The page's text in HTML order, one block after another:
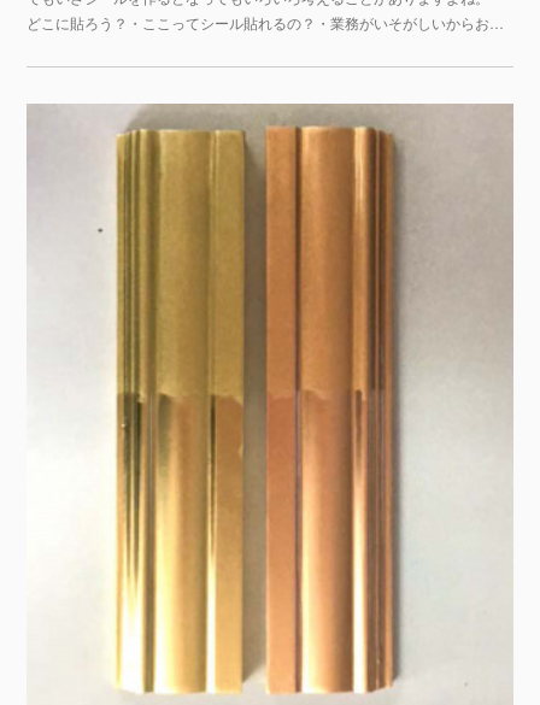
どこに貼ろう？・ここってシール貼れるの？・業務がいそがしいからお…